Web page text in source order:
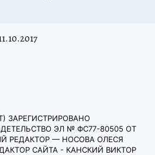
ЗАРЕГИСТРИРОВАНО
ЭЛ № ФС77-80505 ОТ
РЕДАКТОР — НОСОВА ОЛЕСЯ
САЙТА - КАНСКИЙ ВИКТОР